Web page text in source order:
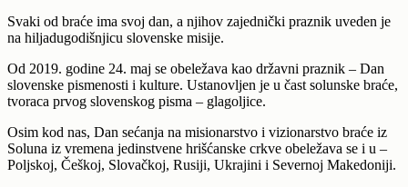
Svaki od braće ima svoj dan, a njihov zajednički praznik uveden je
na hiljadugodišnjicu slovenske misije.
Od 2019. godine 24. maj se obeležava kao državni praznik – Dan
slovenske pismenosti i kulture. Ustanovljen je u čast solunske braće,
tvoraca prvog slovenskog pisma – glagoljice.
Osim kod nas, Dan sećanja na misionarstvo i vizionarstvo braće iz
Soluna iz vremena jedinstvene hrišćanske crkve obeležava se i u –
Poljskoj, Češkoj, Slovačkoj, Rusiji, Ukrajini i Severnoj Makedoniji.